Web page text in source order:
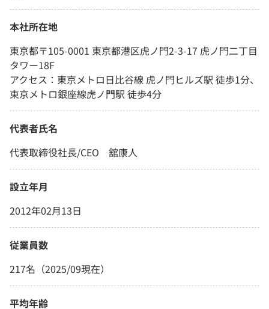
本社所在地
東京都〒105-0001 東京都港区虎ノ門2-3-17 虎ノ門二丁目
タワー18F
アクセス：東京メトロ日比谷線 虎ノ門ヒルズ駅 徒歩1分、
東京メトロ銀座線虎ノ門駅 徒歩4分
代表者氏名
代表取締役社長/CEO 舘康人
設立年月
2012年02月13日
従業員数
217名（2025/09現在）
平均年齢